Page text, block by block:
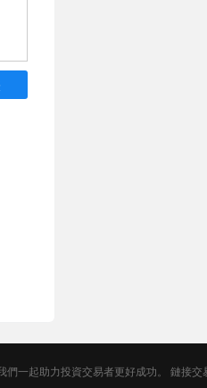
們一起助力投資交易者更好成功。 鏈接交